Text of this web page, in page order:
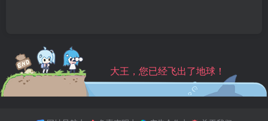
大王，您已经飞出了地球！